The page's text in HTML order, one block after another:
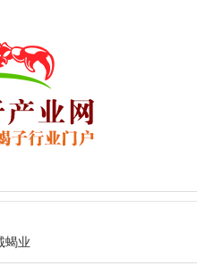
蝎业